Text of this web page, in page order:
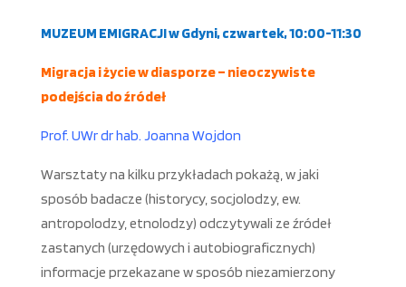
MUZEUM EMIGRACJI w Gdyni, czwartek, 10:00-11:30
Migracja i życie w diasporze – nieoczywiste
podejścia do źródeł
Prof. UWr dr hab. Joanna Wojdon
Warsztaty na kilku przykładach pokażą, w jaki
sposób badacze (historycy, socjolodzy, ew.
antropolodzy, etnolodzy) odczytywali ze źródeł
zastanych (urzędowych i autobiograficznych)
informacje przekazane w sposób niezamierzony